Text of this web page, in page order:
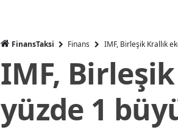
FinansTaksi Finans IMF, Birleşik Krallık
IMF,
yüzde 1